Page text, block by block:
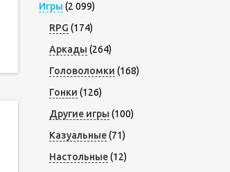
Игры (2 099)
RPG (174)
Аркады (264)
Головоломки (168)
Гонки (126)
Другие игры (100)
Казуальные(71)
Настольные(12)